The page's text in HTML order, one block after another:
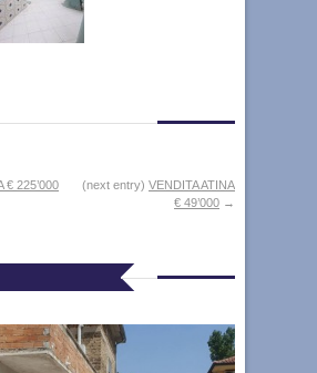
€ 225’000
(next entry) VENDITA ATINA
€ 49’000 →